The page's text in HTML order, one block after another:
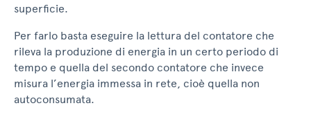
superficie.
Per farlo basta eseguire la lettura del contatore che
rileva la produzione di energia in un certo periodo di
tempo e quella del secondo contatore che invece
misura l’energia immessa in rete, cioè quella non
autoconsumata.